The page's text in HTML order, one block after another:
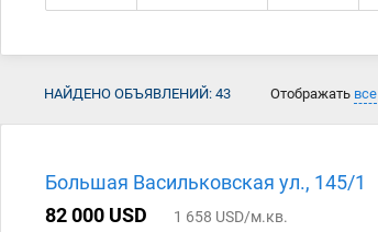
НАЙДЕНО ОБЪЯВЛЕНИЙ: 43 Отображать все
Большая Васильковская ул., 145/1
82 000 USD
1 658 USD/м.кв.